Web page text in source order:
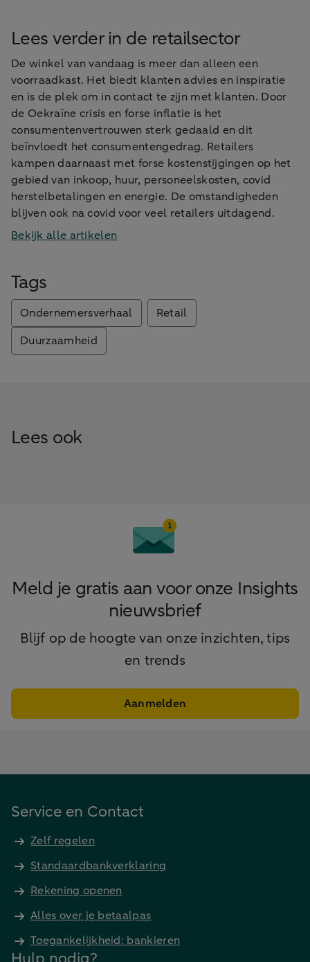
Lees verder in de retailsector
De winkel van vandaag is meer dan alleen een
voorraadkast. Het biedt klanten advies en inspiratie
en is de plek om in contact te zijn met klanten. Door
de Oekraïne crisis en forse inflatie is het
consumentenvertrouwen sterk gedaald en dit
beïnvloedt het consumentengedrag. Retailers
kampen daarnaast met forse kostenstijgingen op het
gebied van inkoop, huur, personeelskosten, covid
herstelbetalingen en energie. De omstandigheden
blijven ook na covid voor veel retailers uitdagend.
Bekijk alle artikelen
Tags
Ondernemersverhaal
Retail
Duurzaamheid
Lees ook
Meld je gratis aan voor onze Insights
nieuwsbrief
Blijf op de hoogte van onze inzichten, tips
en trends
Aanmelden
Service en Contact
Zelf regelen
Standaardbankverklaring
Rekening openen
Alles over je betaalpas
Toegankelijkheid: bankieren